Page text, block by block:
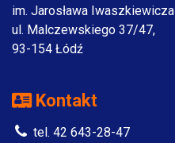
im. Jarosława Iwaszkiewicza
ul. Malczewskiego 37/47,
93-154 Łódź
Kontakt
tel. 42 643-28-47